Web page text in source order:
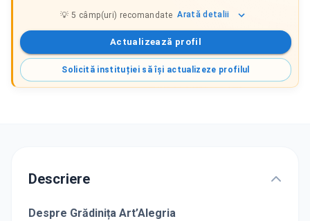
💡5 câmp(uri) recomandate Arată detalii
Actualizează profil
Solicită instituției să își actualizeze profilul
Descriere
Despre Grădinița Art’Alegria